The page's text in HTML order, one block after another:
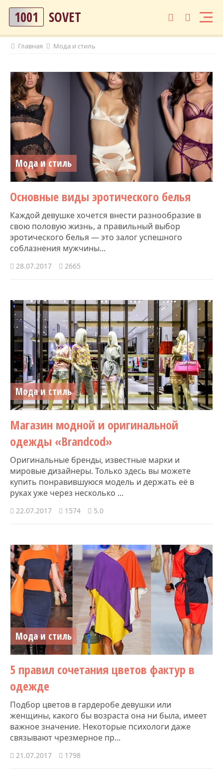
1001 SOVET
Главная Мода и стиль
Мода и стиль
Основные виды эротического белья
Каждой девушке хочется внести разнообразие в
свою половую жизнь, а правильный выбор
эротического белья — это залог успешного
соблазнения мужчины...
28.07.2017 2665
Мода и стиль
Магазин модной и оригинальной
одежды «Brandcod»
Оригинальные бренды, известные марки и
мировые дизайнеры. Только здесь вы можете
купить понравившуюся модель и держать её в
руках уже через несколько ...
22.07.2017 1574 5.0
Мода и стиль
5 правил сочетания цветов фактур в
одежде
Подбор цветов в гардеробе девушки или
женщины, какого бы возраста она ни была, имеет
важное значение. Некоторые психологи даже
связывают чрезмерное пр...
21.07.2017 1798